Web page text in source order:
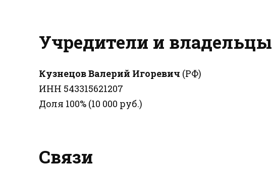
Учредители и владельцы
Кузнецов Валерий Игоревич (РФ)
ИНН 543315621207
Доля 100% (10 000 руб.)
Связи